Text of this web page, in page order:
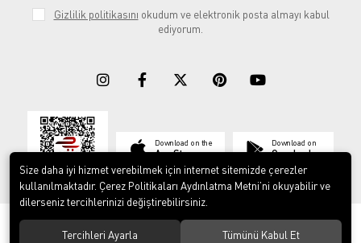
Gizlilik politikasını okudum ve elektronik posta almayı kabul
ediyorum.
Download on the
App Store
Download on
Google play
© 2023ERY İş Güvenliği Ekipmanları. Tüm hakları saklıdır.
Size daha iyi hizmet verebilmek için internet sitemizde çerezler
kullanılmaktadır. Çerez Politikaları Aydınlatma Metni’ni okuyabilir ve
dilerseniz tercihlerinizi değiştirebilirsiniz.
Tercihleri Ayarla Tümünü Kabul Et